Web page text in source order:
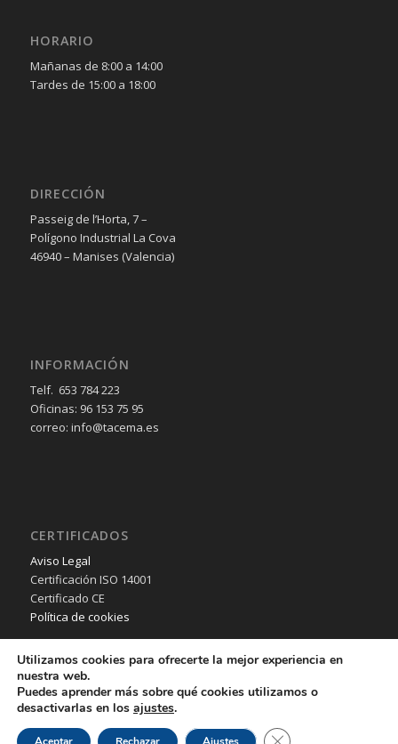
HORARIO
Mañanas de 8:00 a 14:00
Tardes de 15:00 a 18:00
DIRECCIÓN
Passeig de l’Horta, 7 –
Polígono Industrial La Cova
46940 – Manises (Valencia)
INFORMACIÓN
Telf. 653 784 223
Oficinas: 96 153 75 95
correo: info@tacema.es
CERTIFICADOS
Aviso Legal
Certificación ISO 14001
Certificado CE
Política de cookies
© Copyright - TACEMA SL - 2018 - Desarrollo Web porB2B activa
Utilizamos cookies para ofrecerte la mejor experiencia en
nuestra web.
Puedes aprender más sobre qué cookies utilizamos o
desactivarlas en los ajustes.
Cerrar el banner de